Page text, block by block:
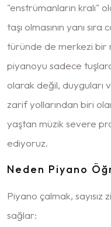
"enstrümanların kralı"
taşı olmasının yanı
türünde de merkezi bir
piyanoyu sadece
olarak değil, duyguları
zarif yollarından biri
yaştan müzik severe
ediyoruz.
Neden Piyano
Piyano çalmak,
sağlar: